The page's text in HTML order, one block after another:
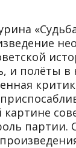
и полёты